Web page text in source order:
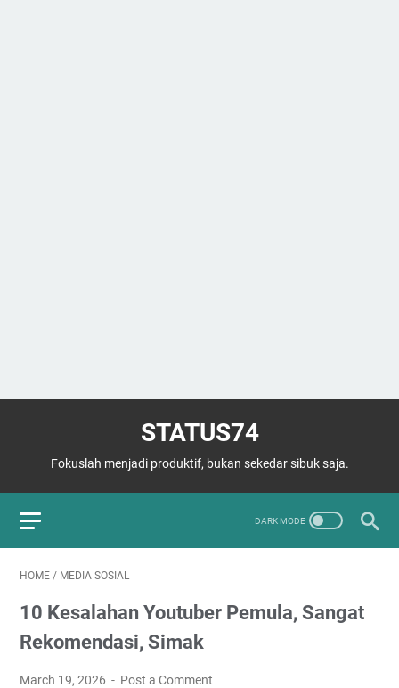
STATUS74
Fokuslah menjadi produktif, bukan sekedar sibuk saja.
HOME / MEDIA SOSIAL
10 Kesalahan Youtuber Pemula, Sangat
Rekomendasi, Simak
March 19, 2026 Post a Comment